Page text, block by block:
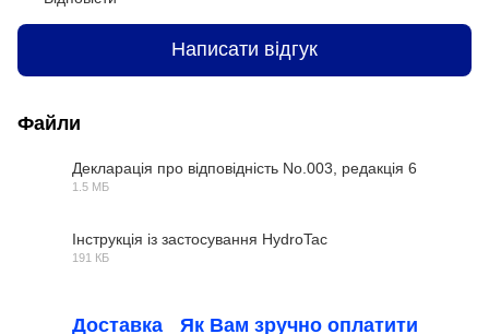
Написати відгук
Файли
Декларація про відповідність No.003, редакція 6
1.5 МБ
Інструкція із застосування HydroTac
191 КБ
Доставка Як Вам зручно оплатити